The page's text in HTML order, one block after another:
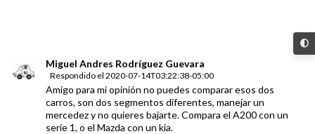
Miguel Andres Rodríguez Guevara
Respondido el2020-07-14T03:22:38-05:00
Amigo para mi opinión no puedes comparar esos dos
carros, son dos segmentos diferentes, manejar un
mercedez y no quieres bajarte. Compara el A200 con un
serie 1, o el Mazda con un kia.